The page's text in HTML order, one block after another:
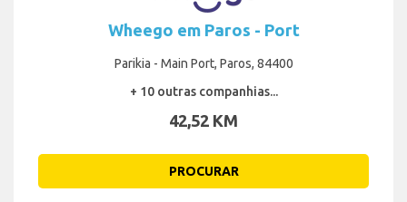
Wheego em Paros - Port
Parikia - Main Port, Paros, 84400
+ 10 outras companhias...
42,52 KM
PROCURAR